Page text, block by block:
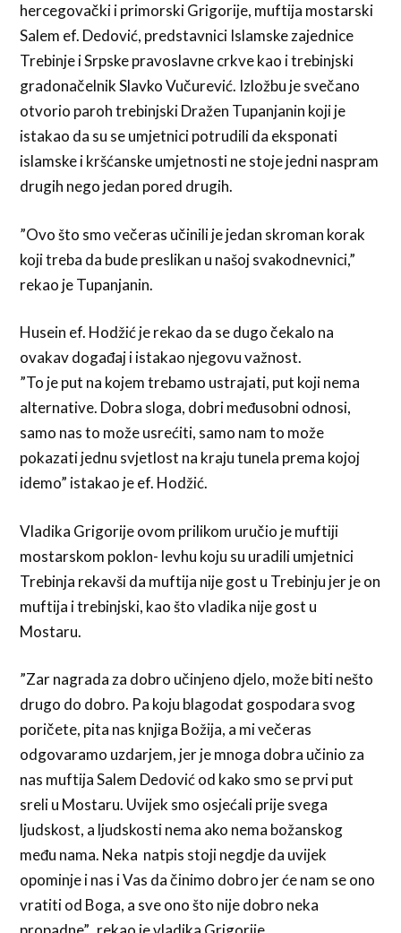
hercegovački i primorski Grigorije, muftija mostarski
Salem ef. Dedović, predstavnici Islamske zajednice
Trebinje i Srpske pravoslavne crkve kao i trebinjski
gradonačelnik Slavko Vučurević. Izložbu je svečano
otvorio paroh trebinjski Dražen Tupanjanin koji je
istakao da su se umjetnici potrudili da eksponati
islamske i kršćanske umjetnosti ne stoje jedni naspram
drugih nego jedan pored drugih.
”Ovo što smo večeras učinili je jedan skroman korak
koji treba da bude preslikan u našoj svakodnevnici,”
rekao je Tupanjanin.
Husein ef. Hodžić je rekao da se dugo čekalo na
ovakav događaj i istakao njegovu važnost.
”To je put na kojem trebamo ustrajati, put koji nema
alternative. Dobra sloga, dobri međusobni odnosi,
samo nas to može usrećiti, samo nam to može
pokazati jednu svjetlost na kraju tunela prema kojoj
idemo” istakao je ef. Hodžić.
Vladika Grigorije ovom prilikom uručio je muftiji
mostarskom poklon- levhu koju su uradili umjetnici
Trebinja rekavši da muftija nije gost u Trebinju jer je on
muftija i trebinjski, kao što vladika nije gost u
Mostaru.
”Zar nagrada za dobro učinjeno djelo, može biti nešto
drugo do dobro. Pa koju blagodat gospodara svog
poričete, pita nas knjiga Božija, a mi večeras
odgovaramo uzdarjem, jer je mnoga dobra učinio za
nas muftija Salem Dedović od kako smo se prvi put
sreli u Mostaru. Uvijek smo osjećali prije svega
ljudskost, a ljudskosti nema ako nema božanskog
među nama. Neka natpis stoji negdje da uvijek
opominje i nas i Vas da činimo dobro jer će nam se ono
vratiti od Boga, a sve ono što nije dobro neka